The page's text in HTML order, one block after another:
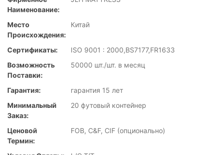
Наименование:
Место
Происхождения:
Китай
Сертификаты:
ISO 9001 : 2000,BS7177,FR1633
Возможность
Поставки:
50000 шт./шт. в месяц
Гарантия:
гарантия 15 лет
Минимальный
Заказ:
20 футовый контейнер
Ценовой
Термин:
FOB, C&F, CIF (опционально)